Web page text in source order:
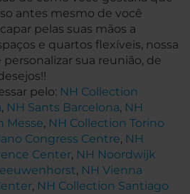
antes mesmo de você
pelas suas mãos a
e quartos flexíveis, nossa
sua reunião, de
pelo: NH Collection
, NH Sants Barcelona, NH
Messe, NH Collection Torino
Congress Centre, NH
Center, NH Noordwijk
, NH Vienna
, NH Collection Santiago